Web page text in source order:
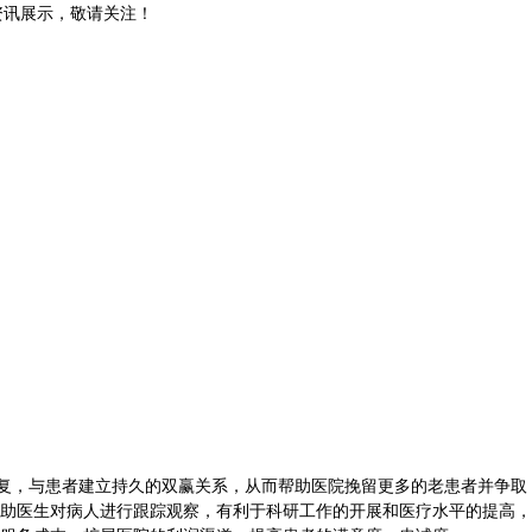
展示，敬请关注！
与患者建立持久的双赢关系，从而帮助医院挽留更多的老患者并争取
生对病人进行跟踪观察，有利于科研工作的开展和医疗水平的提高，